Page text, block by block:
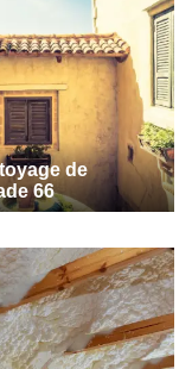
de
66